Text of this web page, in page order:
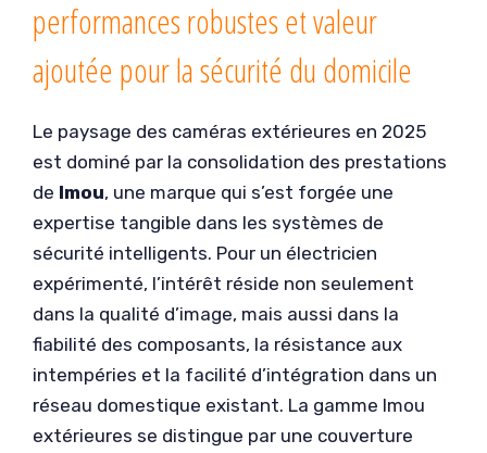
performances robustes et valeur
ajoutée pour la sécurité du domicile
Le paysage des caméras extérieures en 2025
est dominé par la consolidation des prestations
de Imou, une marque qui s’est forgée une
expertise tangible dans les systèmes de
sécurité intelligents. Pour un électricien
expérimenté, l’intérêt réside non seulement
dans la qualité d’image, mais aussi dans la
fiabilité des composants, la résistance aux
intempéries et la facilité d’intégration dans un
réseau domestique existant. La gamme Imou
extérieures se distingue par une couverture